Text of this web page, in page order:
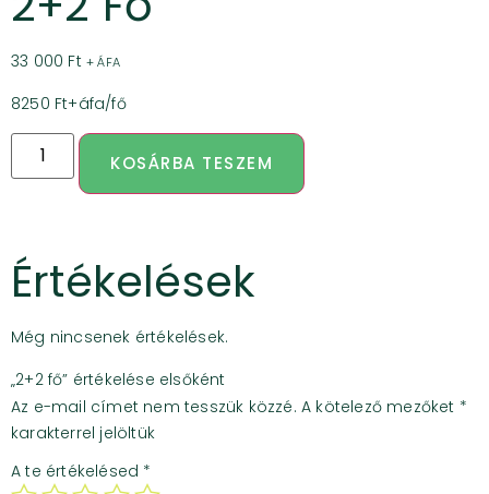
33 000 Ft + ÁFA
8250 Ft+áfa/fő
KOSÁRBA TESZEM
Értékelések
Még nincsenek értékelések.
„2+2 fő” értékelése elsőként
Az e-mail címet nem tesszük közzé. A kötelező mezőket *
karakterrel jelöltük
A te értékelésed *